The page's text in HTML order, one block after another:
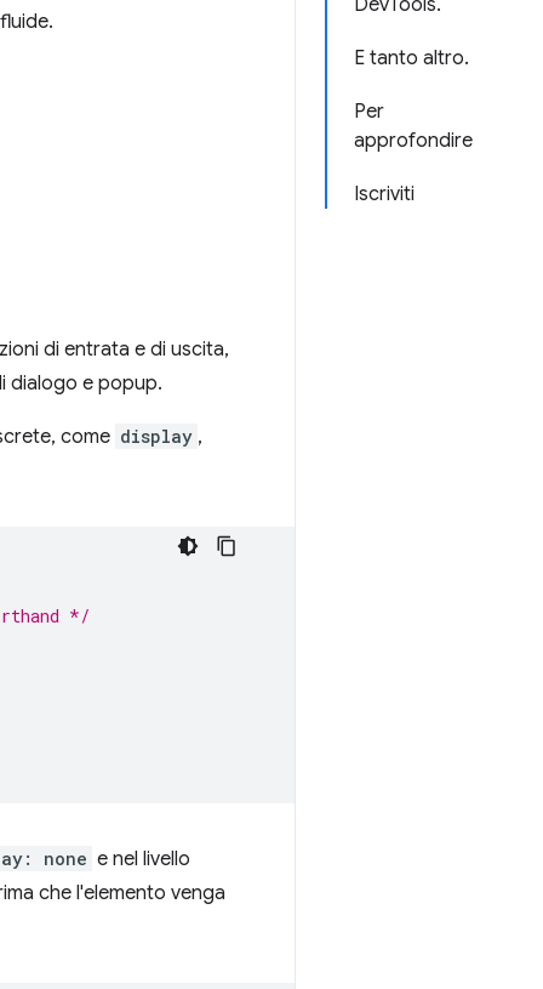
DevTools.
E tanto altro.
Per
approfondire
Iscriviti
di entrata e di uscita,
dialogo e popup.
come display ,
*/
none e nel livello
che l'elemento venga